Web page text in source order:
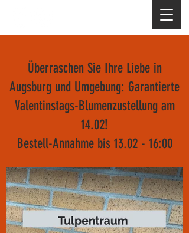
+49 82 14 540 968
Überraschen Sie Ihre Liebe in
Augsburg und Umgebung: Garantierte
Valentinstags-Blumenzustellung am
14.02!
Bestell-Annahme bis 13.02 - 16:00